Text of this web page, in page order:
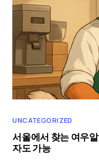
UNCATEGORIZED
서울에서 찾는 여우
자도 가능